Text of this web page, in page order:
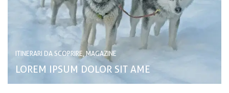
ITINERARI DA SCOPRIRE, MAGAZINE
LOREM IPSUM DOLOR SIT AME